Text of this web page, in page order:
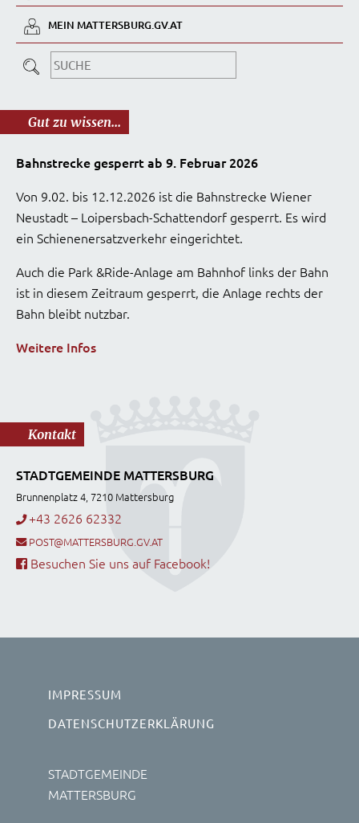
MEIN MATTERSBURG.GV.AT
Gut zu wissen...
Bahnstrecke gesperrt ab 9. Februar 2026
Von 9.02. bis 12.12.2026 ist die Bahnstrecke Wiener
Neustadt – Loipersbach-Schattendorf gesperrt. Es wird
ein Schienenersatzverkehr eingerichtet.
Auch die Park &Ride-Anlage am Bahnhof links der Bahn
ist in diesem Zeitraum gesperrt, die Anlage rechts der
Bahn bleibt nutzbar.
Weitere Infos
Kontakt
STADTGEMEINDE MATTERSBURG
Brunnenplatz 4, 7210 Mattersburg
+43 2626 62332
POST@MATTERSBURG.GV.AT
Besuchen Sie uns auf Facebook!
IMPRESSUM
DATENSCHUTZERKLÄRUNG
STADTGEMEINDE
MATTERSBURG